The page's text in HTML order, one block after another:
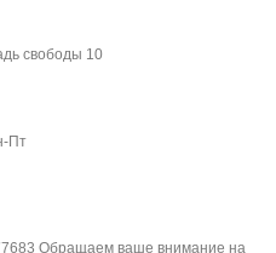
свободы 10
Пт
Обращаем ваше внимание на